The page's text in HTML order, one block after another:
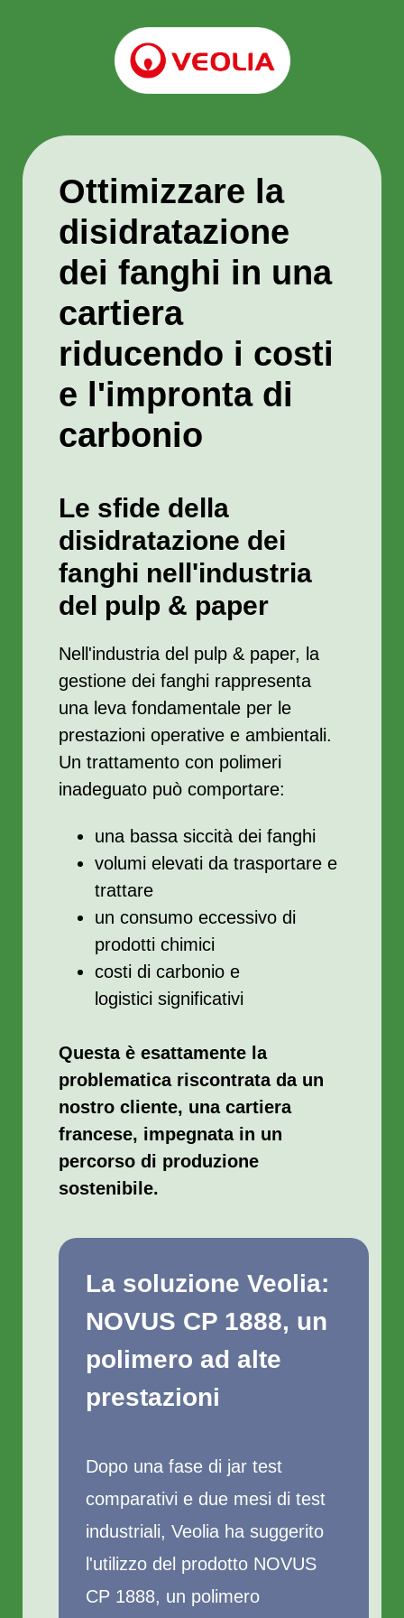
Ottimizzare la
disidratazione
dei fanghi in una
cartiera
riducendo i costi
e l'impronta di
carbonio
Le sfide della
disidratazione dei
fanghi nell'industria
del pulp & paper
Nell'industria del pulp & paper, la
gestione dei fanghi rappresenta
una leva fondamentale per le
prestazioni operative e ambientali.
Un trattamento con polimeri
inadeguato può comportare:
una bassa siccità dei fanghi
volumi elevati da trasportare e
trattare
un consumo eccessivo di
prodotti chimici
costi di carbonio e
logistici significativi
Questa è esattamente la
problematica riscontrata da un
nostro cliente, una cartiera
francese, impegnata in un
percorso di produzione
sostenibile.
La soluzione Veolia:
NOVUS CP 1888, un
polimero ad alte
prestazioni
Dopo una fase di jar test
comparativi e due mesi di test
industriali, Veolia ha suggerito
l'utilizzo del prodotto NOVUS
CP 1888, un polimero